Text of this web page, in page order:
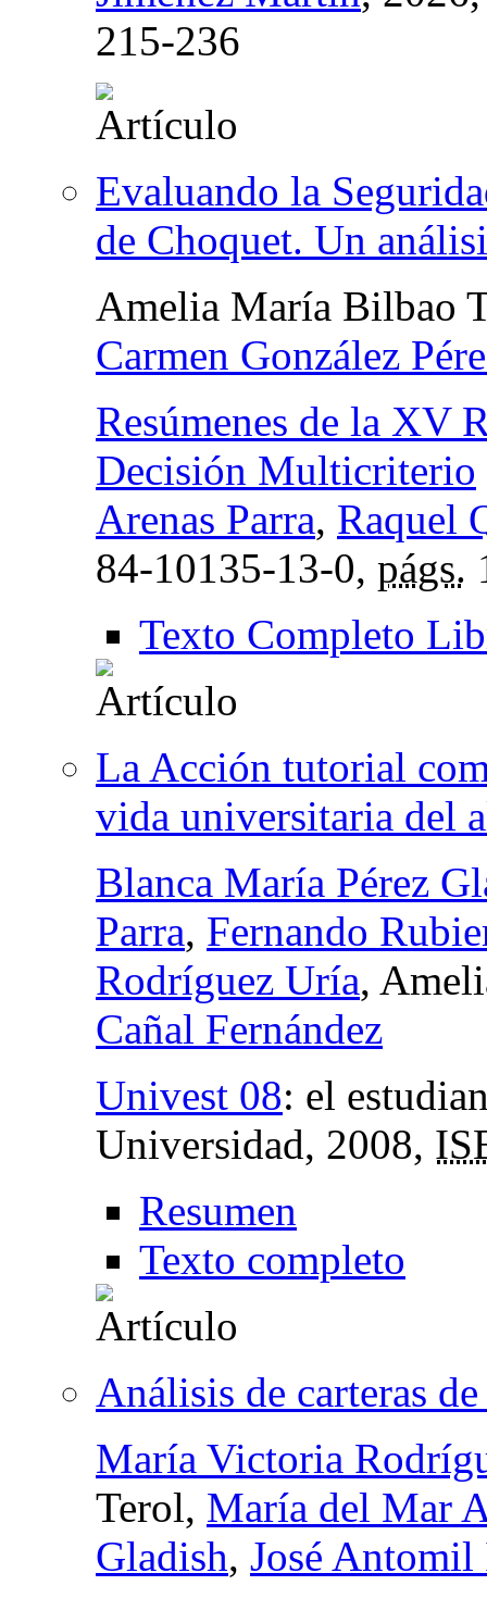
215-236
Evaluando la
de Choquet. Un
Amelia María Bilbao
Carmen González
Resúmenes de la XV
Decisión Multicriterio
Arenas Parra, Raquel
84-10135-13-0, págs.
Texto Completo
La Acción tutorial
vida universitaria del
Blanca María Pérez
Parra, Fernando
Rodríguez Uría,
Cañal Fernández
Univest 08: el
Universidad, 2008,
Resumen
Texto completo
Análisis de carteras
María Victoria
Terol, María del Mar
Gladish, José Antomil